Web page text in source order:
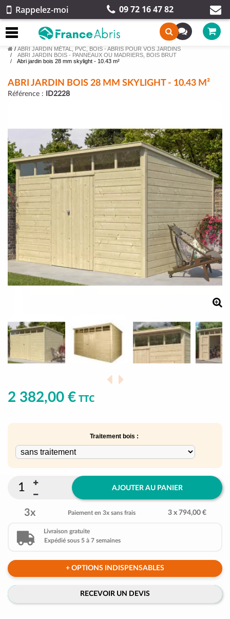
Rappelez-moi 09 72 16 47 82
/ ABRI JARDIN MÉTAL, PVC, BOIS - ABRIS POUR VOS JARDINS
ABRI JARDIN BOIS - PANNEAUX OU MADRIERS, BOIS BRUT
Abri jardin bois 28 mm skylight - 10.43 m²
ABRI JARDIN BOIS 28 MM SKYLIGHT - 10.43 M²
Référence : ID2228
2 382,00 € TTC
Traitement bois :
AJOUTER AU PANIER
3x Paiement en 3x sans frais 3 x 794,00 €
Livraison gratuite
Expédié sous 5 à 7 semaines
+ OPTIONS INDISPENSABLES
RECEVOIR UN DEVIS